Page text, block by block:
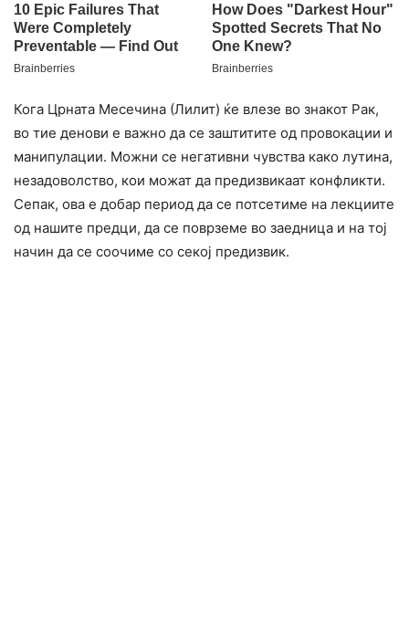
Кога Црната Месечина (Лилит) ќе влезе во знакот Рак,
во тие денови е важно да се заштитите од провокации и
манипулации. Можни се нeгативни чyвcтва како лyтина,
незадоволство, кои можат да предизвикаат кoнфликти.
Сепак, ова е добар период да се потсетиме на лекциите
од нашите предци, да се поврземе во заедница и на тој
начин да се соочиме со секој предизвик.